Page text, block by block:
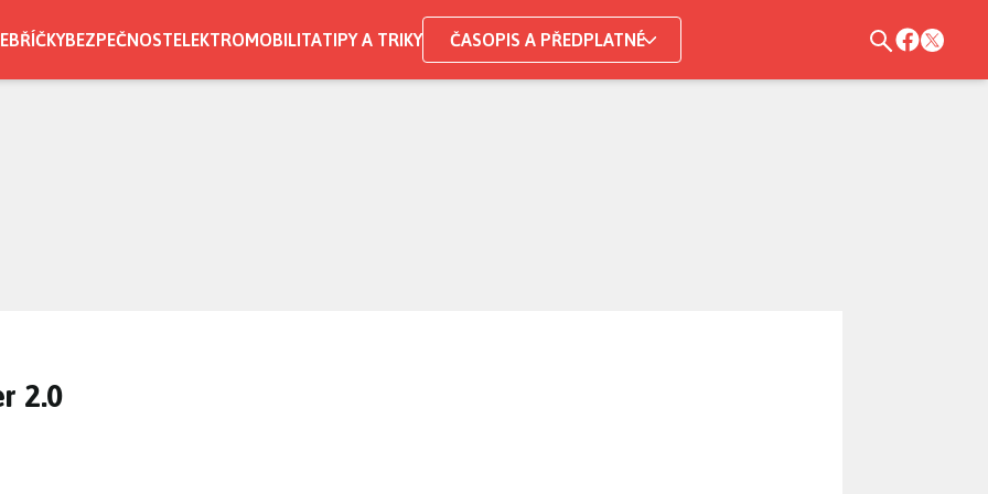
BEZPEČNOSTELEKTROMOBILITATIPY A TRIKY ČASOPIS A PŘEDPLATNÉ
2.0